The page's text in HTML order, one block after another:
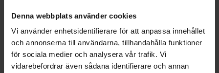
Denna webbplats använder cookies
Vi använder enhetsidentifierare för att anpassa innehållet
och annonserna till användarna, tillhandahålla funktioner
för sociala medier och analysera vår trafik. Vi
vidarebefordrar även sådana identifierare och annan
att barnsäkra enligt våra rekommendationer;
Liten lägenhet - 2000 kr till 5000 kr
Stor lägenhet - 5000 kr till 10000 kr